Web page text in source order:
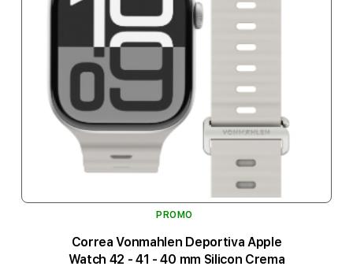
PROMO
Correa Vonmahlen Deportiva Apple
Watch 42 - 41 - 40 mm Silicon Crema